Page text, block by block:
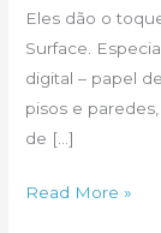
Eles dão o
Surface.
digital – papel
pisos e
de […]
Linha
Read More »